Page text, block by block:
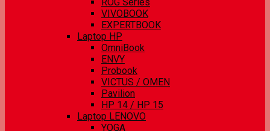
VIVOBOOK
EXPERTBOOK
Laptop HP
OmniBook
ENVY
Probook
VICTUS / OMEN
Pavilion
HP 14 / HP 15
Laptop LENOVO
YOGA